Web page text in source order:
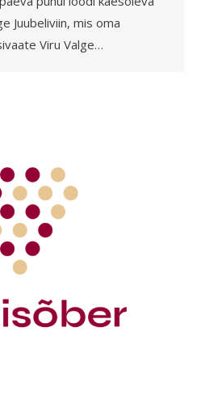
Juubeliviin, mis oma
Viru Valge…